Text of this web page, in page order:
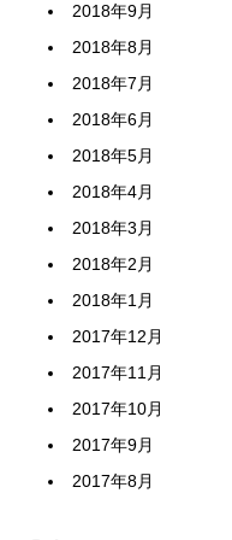
2018年9月
2018年8月
2018年7月
2018年6月
2018年5月
2018年4月
2018年3月
2018年2月
2018年1月
2017年12月
2017年11月
2017年10月
2017年9月
2017年8月